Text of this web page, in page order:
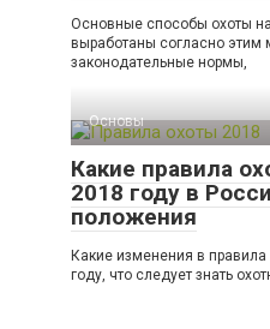
Основные способы охоты
выработаны согласно этим
законодательные нормы,
Основы
Какие правила
2018 году в
положения
Какие изменения в
году, что следует знать